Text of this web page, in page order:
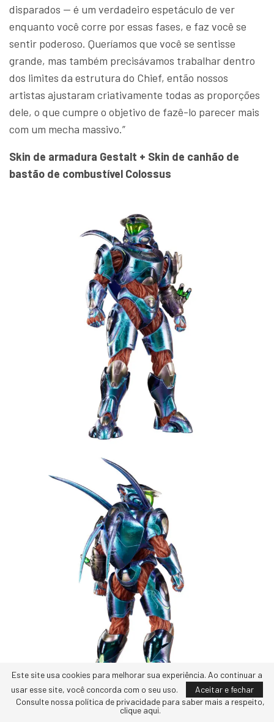
disparados — é um verdadeiro espetáculo de ver
enquanto você corre por essas fases, e faz você se
sentir poderoso. Queríamos que você se sentisse
grande, mas também precisávamos trabalhar dentro
dos limites da estrutura do Chief, então nossos
artistas ajustaram criativamente todas as proporções
dele, o que cumpre o objetivo de fazê-lo parecer mais
com um mecha massivo.”
Skin de armadura Gestalt + Skin de canhão de
bastão de combustível Colossus
Assim como as skins inspiradas na Needler
Este site usa cookies para melhorar sua experiência. Ao continuar a
usar esse site, você concorda com o seu uso.
Aceitar e fechar
Consulte nossa política de privacidade para saber mais a respeito,
clique aqui.